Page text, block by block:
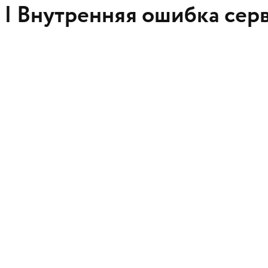
Внутренняя ошибка